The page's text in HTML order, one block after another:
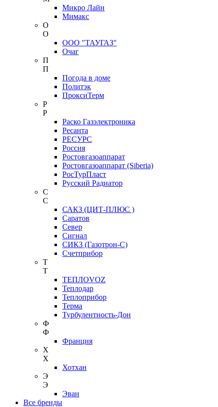
Микро Лайн
Мимакс
О
О
ООО "ТАУГАЗ"
Очаг
П
П
Погода в доме
Политэк
ПроксиТерм
Р
Р
Раско Газэлектроника
Ресанта
РЕСУРС
Россия
Ростовгазоаппарат
Ростовгазоаппарат (Siberia)
РосТурПласт
Русский Радиатор
С
С
САКЗ (ЦИТ-ПЛЮС )
Саратов
Север
Сигнал
СИКЗ (Газотрон-С)
Счетприбор
Т
Т
ТЕПЛОVOZ
Теплодар
Теплоприбор
Терма
Турбулентность-Дон
Ф
Ф
Франция
Х
Х
Хотхан
Э
Э
Эван
Все бренды